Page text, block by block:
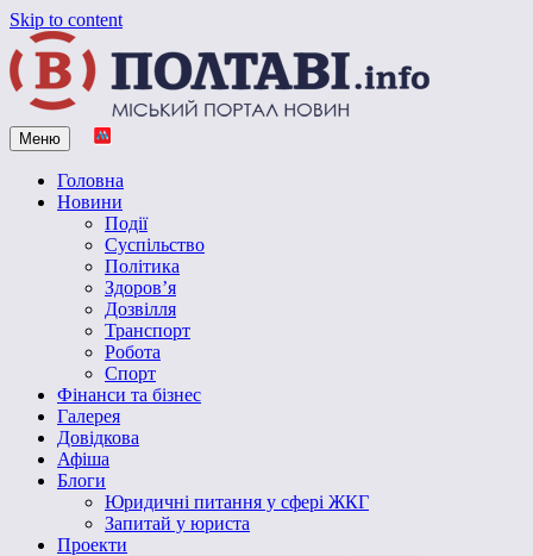
Skip to content
Vpoltave.info
Полтавський портал новин
Меню
Головна
Новини
Події
Суспільство
Політика
Здоров’я
Дозвілля
Транспорт
Робота
Спорт
Фінанси та бізнес
Галерея
Довідкова
Афіша
Блоги
Юридичні питання у сфері ЖКГ
Запитай у юриста
Проекти